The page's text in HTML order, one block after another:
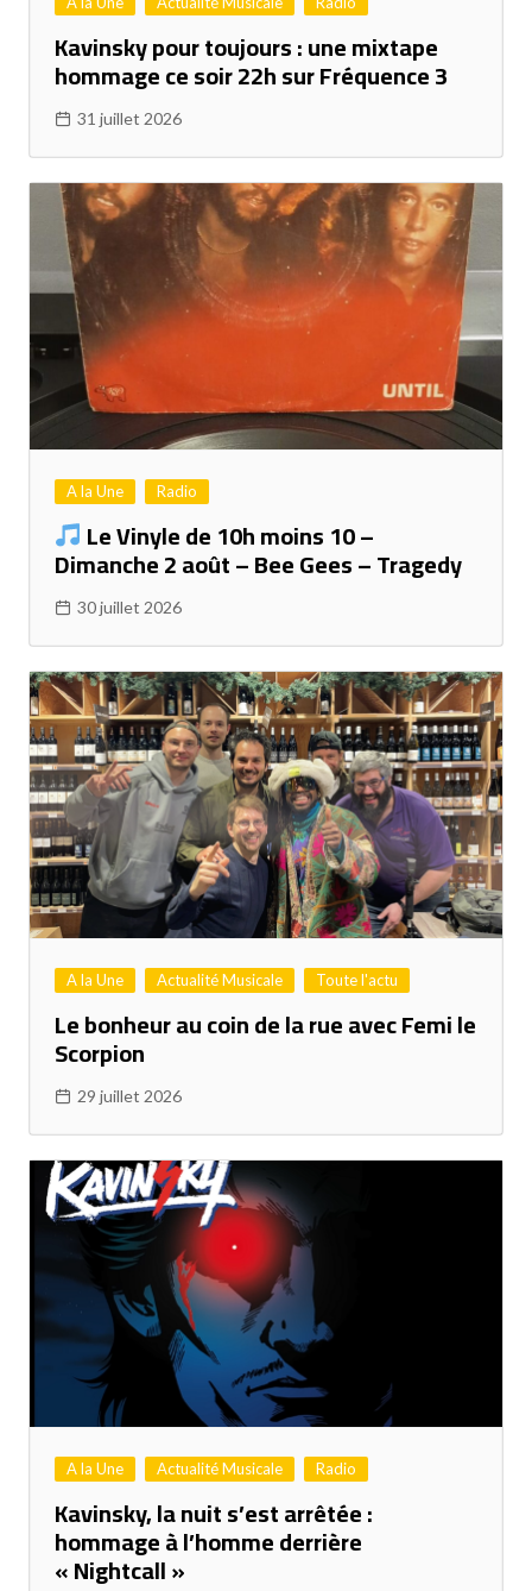
Kavinsky pour toujours : une mixtape
hommage ce soir 22h sur Fréquence 3
31 juillet 2026
A la Une Radio
Le Vinyle de 10h moins 10 –
Dimanche 2 août – Bee Gees – Tragedy
30 juillet 2026
A la Une Actualité Musicale Toute l'actu
Le bonheur au coin de la rue avec Femi le
Scorpion
29 juillet 2026
A la Une Actualité Musicale Radio
Kavinsky, la nuit s’est arrêtée :
hommage à l’homme derrière
« Nightcall »